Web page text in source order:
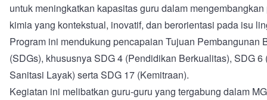
untuk meningkatkan kapasitas guru dalam
kimia yang kontekstual, inovatif, dan berorientasi pada isu
Program ini mendukung pencapaian Tujuan Pembangunan
(SDGs), khususnya SDG 4 (Pendidikan Berkualitas), SDG 6
Sanitasi Layak) serta SDG 17 (Kemitraan).
Kegiatan ini melibatkan guru-guru yang tergabung dalam